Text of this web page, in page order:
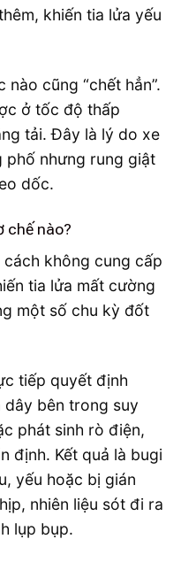
khiến tia lửa yếu
cũng “chết hẳn”.
ở tốc độ thấp
tải. Đây là lý do xe
nhưng rung giật
dốc.
chế nào?
không cung cấp
tia lửa mất cường
một số chu kỳ đốt
tiếp quyết định
dây bên trong suy
phát sinh rò điện,
định. Kết quả là bugi
yếu hoặc bị gián
nhiên liệu sót đi ra
lụp bụp.